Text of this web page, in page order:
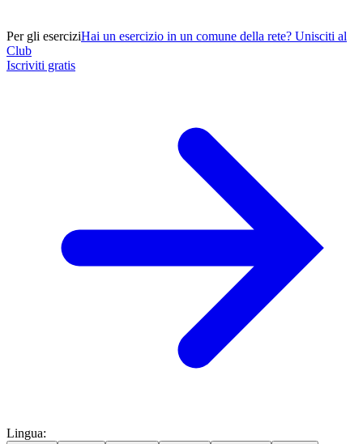
Per gli eserciziHai un esercizio in un comune della rete? Unisciti al
Club
Iscriviti gratis
Lingua: